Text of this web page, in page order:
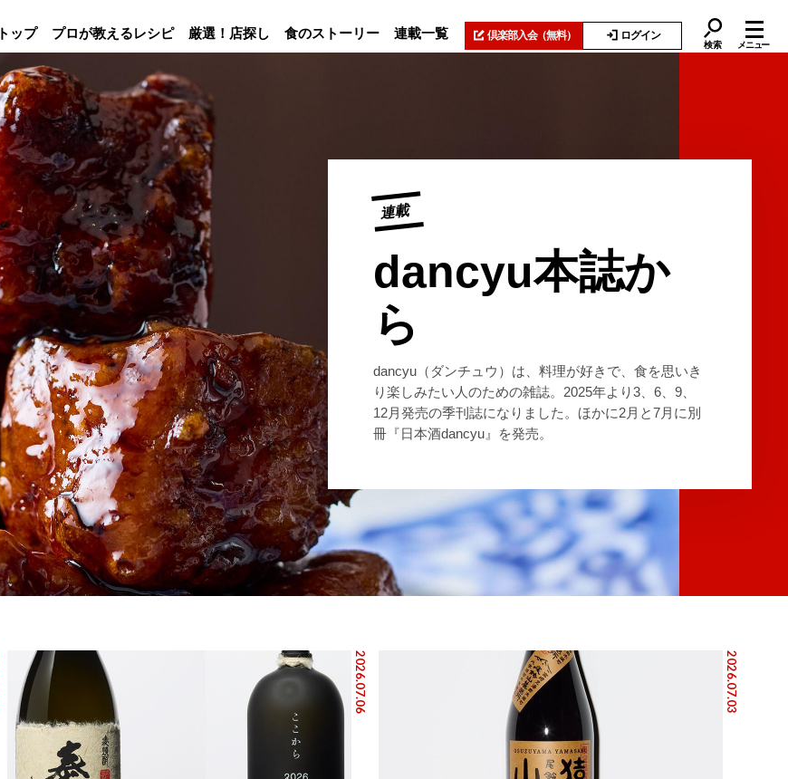
トップ プロが教えるレシピ 厳選！店探し 食のストーリー 連載一覧 倶楽部入会（無料） ログイン
検索 メニュー
連載
dancyu本誌か
ら
dancyu（ダンチュウ）は、料理が好きで、食を思いき
り楽しみたい人のための雑誌。2025年より3、6、9、
12月発売の季刊誌になりました。ほかに2月と7月に別
冊『日本酒dancyu』を発売。
2026.07.06 2026.07.03